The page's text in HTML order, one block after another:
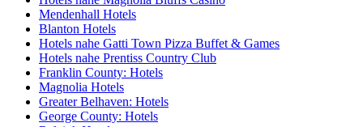
Mendenhall Hotels
Blanton Hotels
Hotels nahe Gatti Town Pizza Buffet & Games
Hotels nahe Prentiss Country Club
Franklin County: Hotels
Magnolia Hotels
Greater Belhaven: Hotels
George County: Hotels